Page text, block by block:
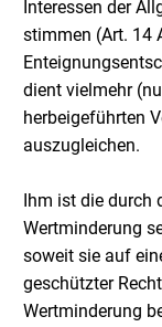
Interessen der
stimmen (Art. 14
dient vielmehr
herbeigeführten
auszugleichen.
Ihm ist die durch
Wertminderung
soweit sie auf
geschützter
Wertminderung